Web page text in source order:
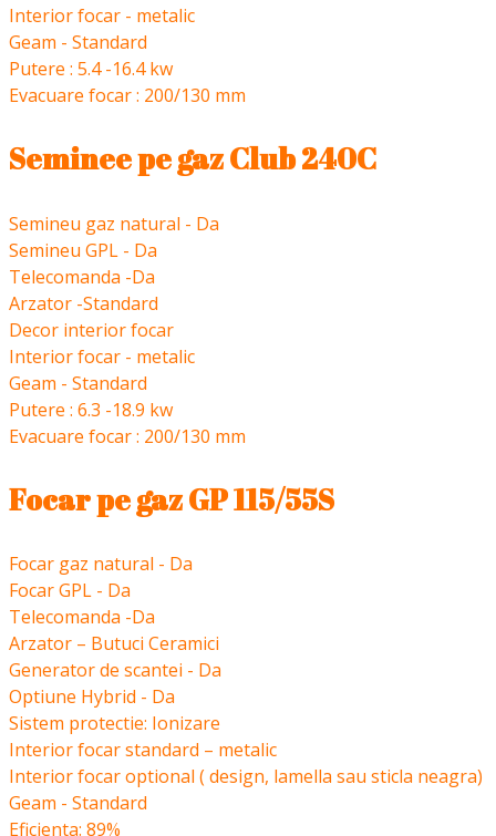
Interior focar - metalic
Geam - Standard
Putere : 5.4 -16.4 kw
Evacuare focar : 200/130 mm
Seminee pe gaz Club 240C
Semineu gaz natural - Da
Semineu GPL - Da
Telecomanda -Da
Arzator -Standard
Decor interior focar
Interior focar - metalic
Geam - Standard
Putere : 6.3 -18.9 kw
Evacuare focar : 200/130 mm
Focar pe gaz GP 115/55S
Focar gaz natural - Da
Focar GPL - Da
Telecomanda -Da
Arzator – Butuci Ceramici
Generator de scantei - Da
Optiune Hybrid - Da
Sistem protectie: Ionizare
Interior focar standard – metalic
Interior focar optional ( design, lamella sau sticla neagra)
Geam - Standard
Eficienta: 89%